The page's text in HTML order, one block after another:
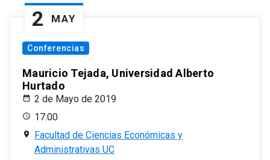
2 MAY
Conferencias
Mauricio Tejada, Universidad Alberto
Hurtado
2 de Mayo de 2019
17:00
Facultad de Ciencias Económicas y
Administrativas UC